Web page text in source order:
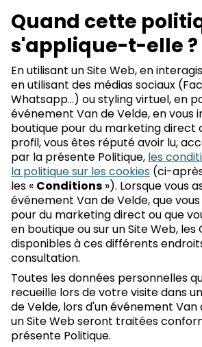
Quand cette
s'applique-t-elle ?
En utilisant un Site Web, en
en utilisant des médias sociaux
Whatsapp…) ou styling virtuel, en
événement Van de Velde, en vous
boutique pour du marketing direct
profil, vous êtes réputé avoir lu,
par la présente Politique, les
la politique sur les cookies (ci-
les « Conditions »). Lorsque vous
événement Van de Velde, que
pour du marketing direct ou que
en boutique ou sur un Site Web, les
disponibles à ces différents
consultation.
Toutes les données personnelles
recueille lors de votre visite dans
de Velde, lors d'un événement Van
un Site Web seront traitées
présente Politique.